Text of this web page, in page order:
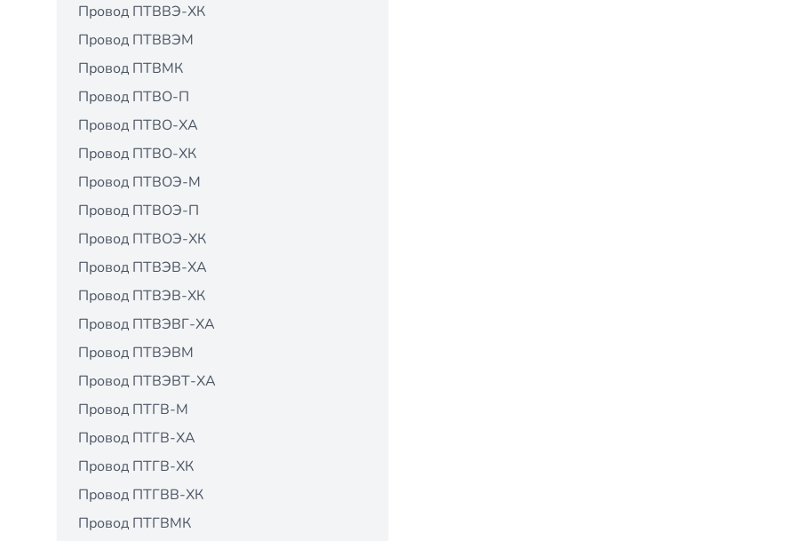
Провод ПТВВЭ-ХК
Провод ПТВВЭМ
Провод ПТВМК
Провод ПТВО-П
Провод ПТВО-ХА
Провод ПТВО-ХК
Провод ПТВОЭ-М
Провод ПТВОЭ-П
Провод ПТВОЭ-ХК
Провод ПТВЭВ-ХА
Провод ПТВЭВ-ХК
Провод ПТВЭВГ-ХА
Провод ПТВЭВМ
Провод ПТВЭВТ-ХА
Провод ПТГВ-М
Провод ПТГВ-ХА
Провод ПТГВ-ХК
Провод ПТГВВ-ХК
Провод ПТГВМК